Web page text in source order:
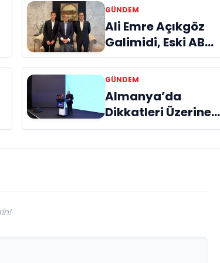
GÜNDEM
Ali Emre Açıkgöz
Galimidi, Eski AB
Bakanı ve
Büyükelçi Egemen
Bağış ile Bir Araya
Geldi
GÜNDEM
Almanya’da
Dikkatleri Üzerine
Çeken Türk